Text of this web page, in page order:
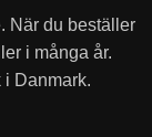
När du beställer
i många år.
Danmark.